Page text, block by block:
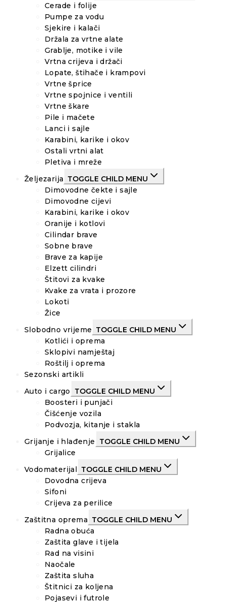
Cerade i folije
Pumpe za vodu
Sjekire i kalači
Držala za vrtne alate
Grablje, motike i vile
Vrtna crijeva i držači
Lopate, štihače i krampovi
Vrtne šprice
Vrtne spojnice i ventili
Vrtne škare
Pile i mačete
Lanci i sajle
Karabini, karike i okov
Ostali vrtni alat
Pletiva i mreže
Željezarija TOGGLE CHILD MENU
Dimovodne čekte i sajle
Dimovodne cijevi
Karabini, karike i okov
Oranije i kotlovi
Cilindar brave
Sobne brave
Brave za kapije
Elzett cilindri
Štitovi za kvake
Kvake za vrata i prozore
Lokoti
Žice
Slobodno vrijeme TOGGLE CHILD MENU
Kotlići i oprema
Sklopivi namještaj
Roštilj i oprema
Sezonski artikli
Auto i cargo
TOGGLE CHILD MENU
Boosteri i punjači
Čišćenje vozila
Podvozja, kitanje i stakla
Grijanje i hlađenje
TOGGLE CHILD MENU
Grijalice
Vodomaterijal
TOGGLE CHILD MENU
Dovodna crijeva
Sifoni
Crijeva za perilice
Zaštitna oprema TOGGLE CHILD MENU
Radna obuća
Zaštita glave i tijela
Rad na visini
Naočale
Zaštita sluha
Štitnici za koljena
Pojasevi i futrole